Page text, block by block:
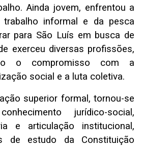
Ainda jovem, enfrentou a
trabalho informal e da pesca
para São Luís em busca de
exerceu diversas profissões,
o compromisso com a
social e a luta coletiva.
superior formal, tornou-se
jurídico-social,
e articulação institucional,
de estudo da Constituição